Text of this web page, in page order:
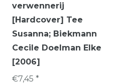
verwennerij
[Hardcover] Tee
Susanna; Biekmann
Cecile Doelman Elke
[2006]
€7,45 *